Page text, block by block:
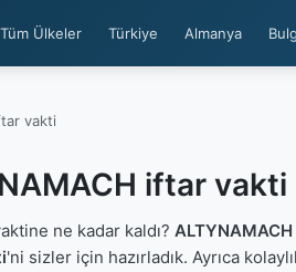
Tüm Ülkeler Türkiye Almanya
vakti
iftar
ne kadar kaldı?
'ni sizler için hazırladık. Ayrıca